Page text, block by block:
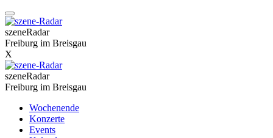
szeneRadar
Freiburg im Breisgau
X
szeneRadar
Freiburg im Breisgau
Wochenende
Konzerte
Events